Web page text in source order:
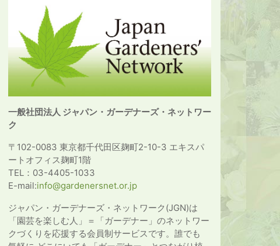
一般社団法人 ジャパン・ガーデナーズ・ネットワー
ク
〒102-0083 東京都千代田区麹町2-10-3 エキスパ
ートオフィス麹町1階
TEL：03-4405-1033
E-mail:info@gardenersnet.or.jp
ジャパン・ガーデナーズ・ネットワーク(JGN)は
「園芸を楽しむ人」＝「ガーデナー」のネットワー
クづくりを応援する会員制サービスです。誰でも